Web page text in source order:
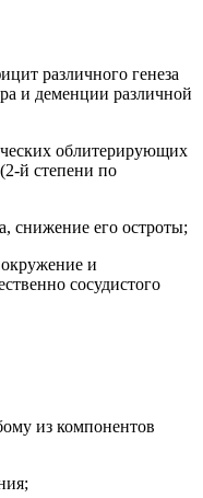
различного генеза
и деменции различной
облитерирующих
й степени по
снижение его остроты;
и
сосудистого
из компонентов